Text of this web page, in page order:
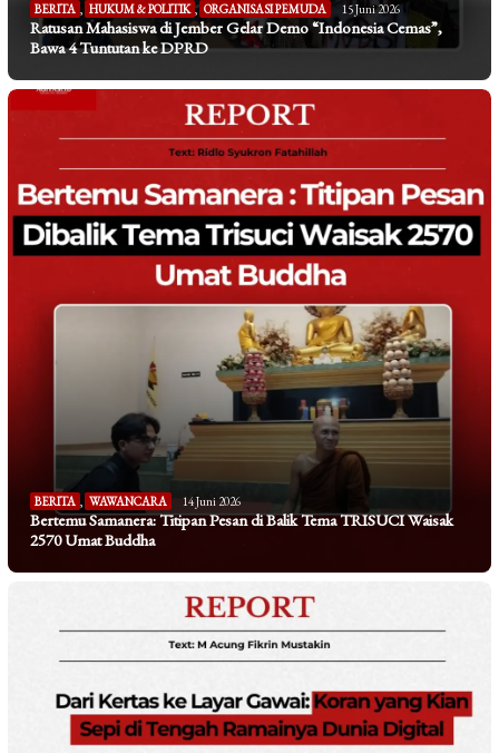
BERITA , HUKUM & POLITIK , ORGANISASI PEMUDA 15 Juni 2026
Ratusan Mahasiswa di Jember Gelar Demo “Indonesia Cemas”,
Bawa 4 Tuntutan ke DPRD
BERITA , WAWANCARA 14 Juni 2026
Bertemu Samanera: Titipan Pesan di Balik Tema TRISUCI Waisak
2570 Umat Buddha